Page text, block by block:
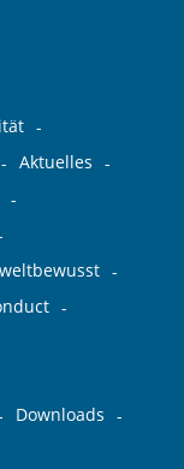
Aktuelles
Downloads